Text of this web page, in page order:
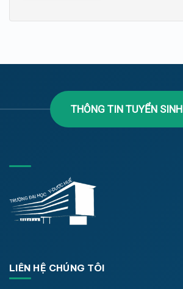
THÔNG TIN TUYỂN SINH
LIÊN HỆ CHÚNG TÔI